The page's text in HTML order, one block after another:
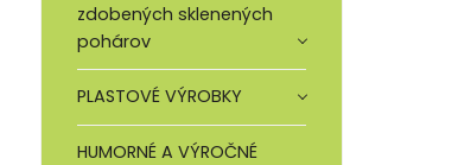
zdobených sklenených
pohárov
PLASTOVÉ VÝROBKY
HUMORNÉ A VÝROČNÉ